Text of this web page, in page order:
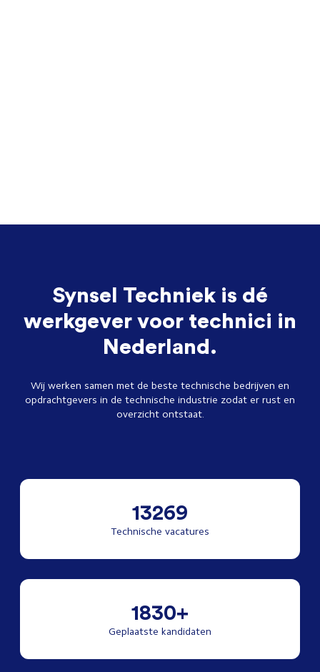
Synsel Techniek is dé
werkgever voor technici in
Nederland.
Wij werken samen met de beste technische bedrijven en
opdrachtgevers in de technische industrie zodat er rust en
overzicht ontstaat.
13269
Technische vacatures
1830+
Geplaatste kandidaten